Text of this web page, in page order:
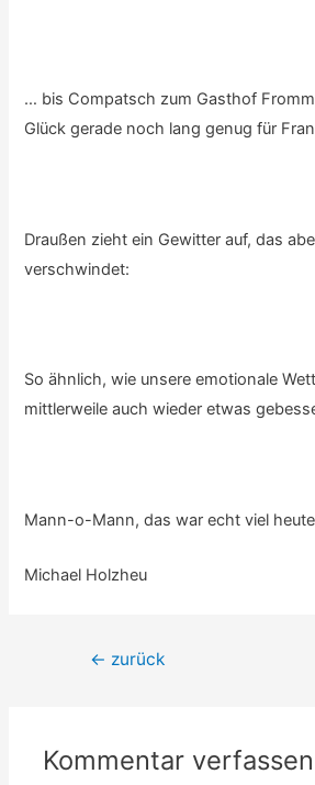
… bis Compatsch zum Gasthof
Glück gerade noch lang genug für
Draußen zieht ein Gewitter auf, das
verschwindet:
So ähnlich, wie unsere emotionale
mittlerweile auch wieder etwas
Mann-o-Mann, das war echt viel
Michael Holzheu
Beitrags-
← zurück
Kommentar verfassen